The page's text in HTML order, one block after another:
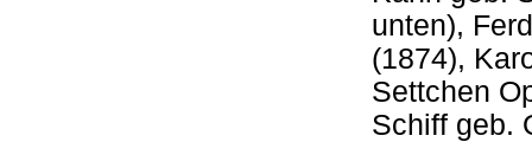
unten),
(1874),
Settchen
Schiff geb.